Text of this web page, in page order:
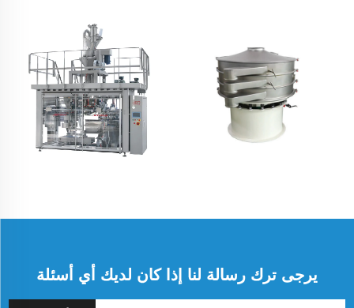
يرجى ترك رسالة لنا إذا كان لديك أي أسئلة